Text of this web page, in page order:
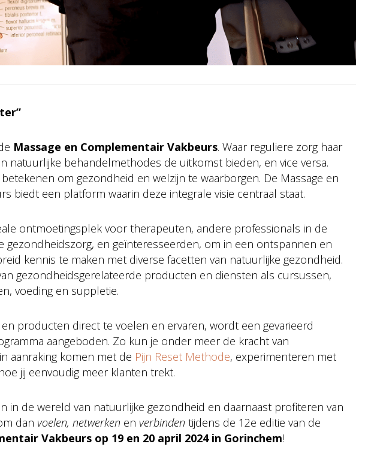
Massage en Complementair Vakbeurs. Waar reguliere zorg haar
natuurlijke behandelmethodes de uitkomst bieden, en vice versa.
om gezondheid en welzijn te waarborgen. De Massage en
biedt een platform waarin deze integrale visie centraal staat.
ontmoetingsplek voor therapeuten, andere professionals in de
gezondheidszorg, en geïnteresseerden, om in een ontspannen en
kennis te maken met diverse facetten van natuurlijke gezondheid.
gezondheidsgerelateerde producten en diensten als cursussen,
voeding en suppletie.
producten direct te voelen en ervaren, wordt een gevarieerd
aangeboden. Zo kun je onder meer de kracht van
aanraking komen met de Pijn Reset Methode, experimenteren met
jij eenvoudig meer klanten trekt.
in de wereld van natuurlijke gezondheid en daarnaast profiteren van
dan voelen, netwerken en verbinden tijdens de 12e editie van de
Vakbeurs op 19 en 20 april 2024 in Gorinchem!